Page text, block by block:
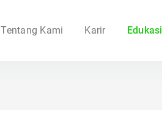
Tentang Kami Karir Edukasi